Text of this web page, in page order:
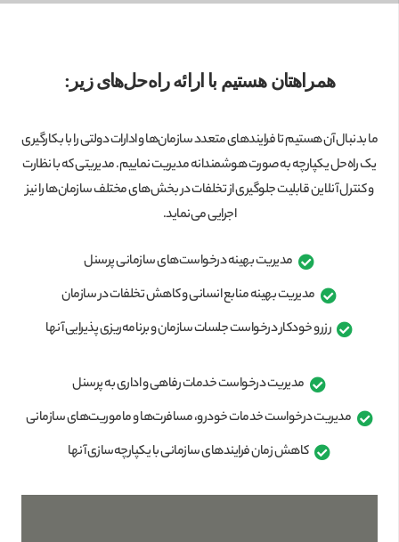
همراهتان هستیم با ارائه راه‌‌حل‌های زیر:
ما بدنبال آن هستیم تا فرایندهای متعدد سازمان‌ها و ادارات دولتی را با بکارگیری
یک راه‌‌حل یکپارچه به صورت هوشمندانه مدیریت نماییم. مدیریتی که با نظارت
و کنترل آنلاین قابلیت جلوگیری از تخلفات در بخش‌های مختلف سازمان‌ها را نیز
اجرایی می‌نماید.
مدیریت بهینه درخواست‌‌های سازمانی پرسنل
مدیریت بهینه منابع انسانی و کاهش تخلفات در سازمان
رزرو خودکار درخواست جلسات سازمان و برنامه‌ریزی پذیرایی آنها
مدیریت درخواست خدمات رفاهی و اداری به پرسنل
مدیریت درخواست خدمات خودرو، مسافرت‌ها و ماموریت‌های سازمانی
کاهش زمان فرایندهای سازمانی با یکپارچه‌سازی آنها